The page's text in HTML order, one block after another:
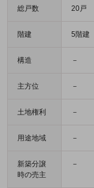
総戸数 20戸
階建 5階建
構造 －
主方位 －
土地権利 －
用途地域 －
新築分譲
時の売主
－